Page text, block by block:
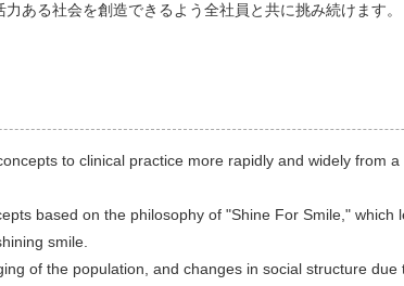
ある社会を創造できるよう全社員と共に挑み続けます。
to clinical practice more rapidly and widely from
based on the philosophy of "Shine For Smile,"
smile.
of the population, and changes in social structure